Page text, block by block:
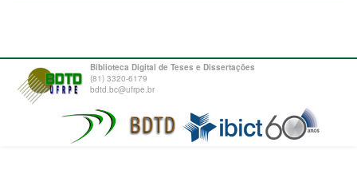
Biblioteca Digital de Teses e Dissertações
(81) 3320-6179
bdtd.bc@ufrpe.br